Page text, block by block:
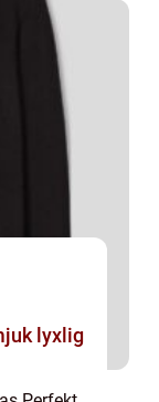
lyxlig